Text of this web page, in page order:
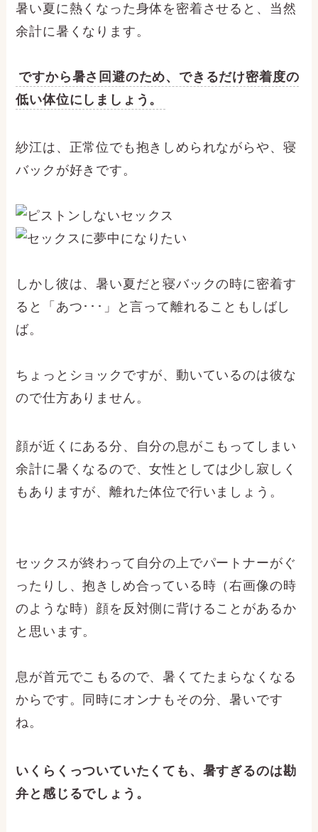
暑い夏に熱くなった身体を密着させると、当然
余計に暑くなります。
ですから暑さ回避のため、できるだけ密着度の
低い体位にしましょう。
紗江は、正常位でも抱きしめられながらや、寝
バックが好きです。
しかし彼は、暑い夏だと寝バックの時に密着す
ると「あつ･･･」と言って離れることもしばし
ば。
ちょっとショックですが、動いているのは彼な
ので仕方ありません。
顔が近くにある分、自分の息がこもってしまい
余計に暑くなるので、女性としては少し寂しく
もありますが、離れた体位で行いましょう。
セックスが終わって自分の上でパートナーがぐ
ったりし、抱きしめ合っている時（右画像の時
のような時）顔を反対側に背けることがあるか
と思います。
息が首元でこもるので、暑くてたまらなくなる
からです。同時にオンナもその分、暑いです
ね。
いくらくっついていたくても、暑すぎるのは勘
弁と感じるでしょう。